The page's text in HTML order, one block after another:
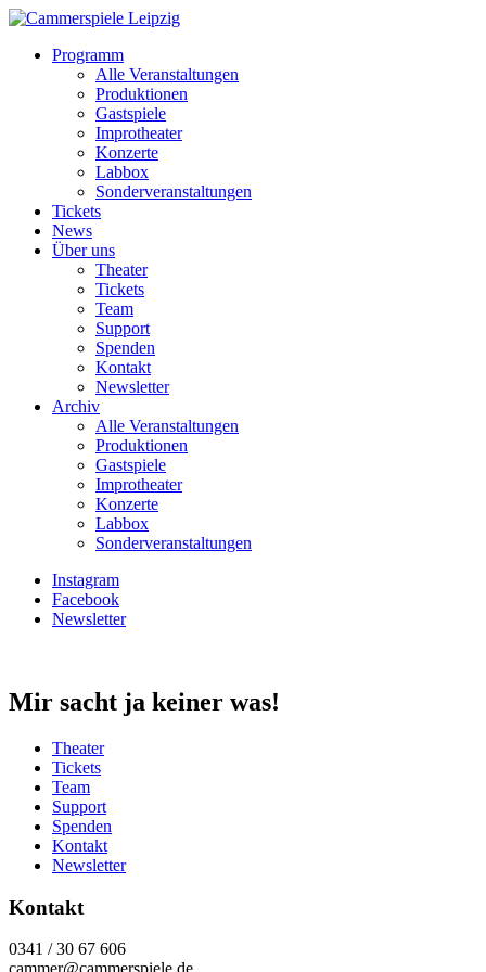
Programm
Alle Veranstaltungen
Produktionen
Gastspiele
Improtheater
Konzerte
Labbox
Sonderveranstaltungen
Tickets
News
Über uns
Theater
Tickets
Team
Support
Spenden
Kontakt
Newsletter
Archiv
Alle Veranstaltungen
Produktionen
Gastspiele
Improtheater
Konzerte
Labbox
Sonderveranstaltungen
Instagram
Facebook
Newsletter
Mir sacht ja keiner was!
Theater
Tickets
Team
Support
Spenden
Kontakt
Newsletter
Kontakt
0341 / 30 67 606